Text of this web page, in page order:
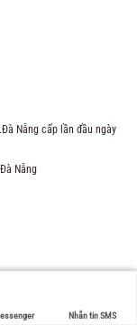
Nẵng cấp lần đầu ngày
Nẵng
Nhắn tin SMS